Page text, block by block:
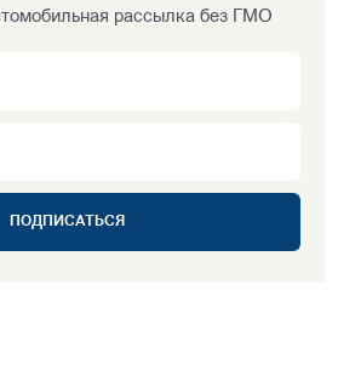
рассылка без ГМО
ПОДПИСАТЬСЯ